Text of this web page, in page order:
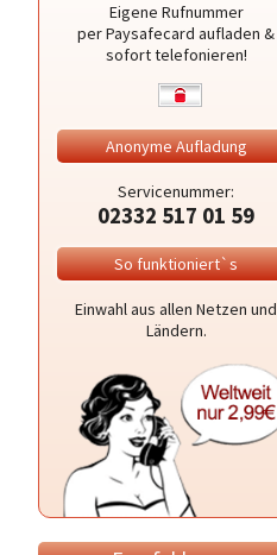
Eigene Rufnummer
per Paysafecard aufladen &
sofort telefonieren!
Anonyme Aufladung
Servicenummer:
02332 517 01 59
So funktioniert`s
Einwahl aus allen Netzen und
Ländern.